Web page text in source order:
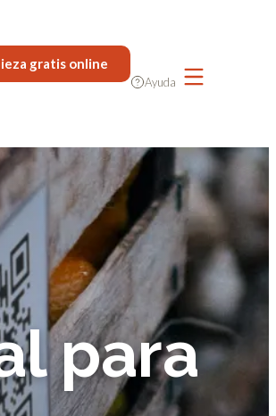
gratis online
Ayuda
para